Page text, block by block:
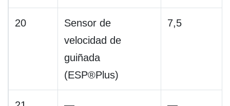
20
Sensor de
velocidad de
guiñada
(ESP®Plus)
7,5